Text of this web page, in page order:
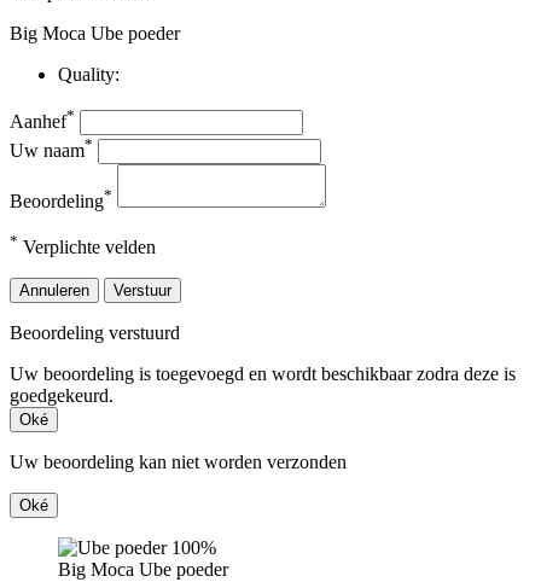
Big Moca Ube poeder
Quality:
Aanhef*
Uw naam*
Beoordeling*
* Verplichte velden
Annuleren Verstuur
Beoordeling verstuurd
Uw beoordeling is toegevoegd en wordt beschikbaar zodra deze is
goedgekeurd.
Oké
Uw beoordeling kan niet worden verzonden
Oké
Big Moca Ube poeder